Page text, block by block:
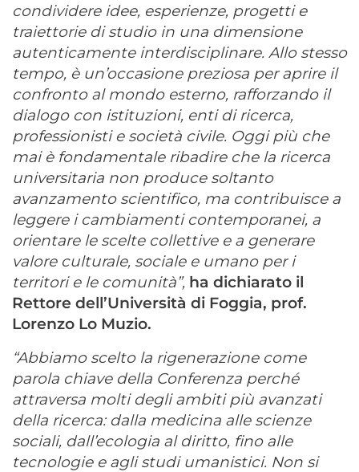
condividere idee, esperienze, progetti e
traiettorie di studio in una dimensione
autenticamente interdisciplinare. Allo stesso
tempo, è un’occasione preziosa per aprire il
confronto al mondo esterno, rafforzando il
dialogo con istituzioni, enti di ricerca,
professionisti e società civile. Oggi più che
mai è fondamentale ribadire che la ricerca
universitaria non produce soltanto
avanzamento scientifico, ma contribuisce a
leggere i cambiamenti contemporanei, a
orientare le scelte collettive e a generare
valore culturale, sociale e umano per i
territori e le comunità”, ha dichiarato il
Rettore dell’Università di Foggia, prof.
Lorenzo Lo Muzio.
“Abbiamo scelto la rigenerazione come
parola chiave della Conferenza perché
attraversa molti degli ambiti più avanzati
della ricerca: dalla medicina alle scienze
sociali, dall’ecologia al diritto, fino alle
tecnologie e agli studi umanistici. Non si